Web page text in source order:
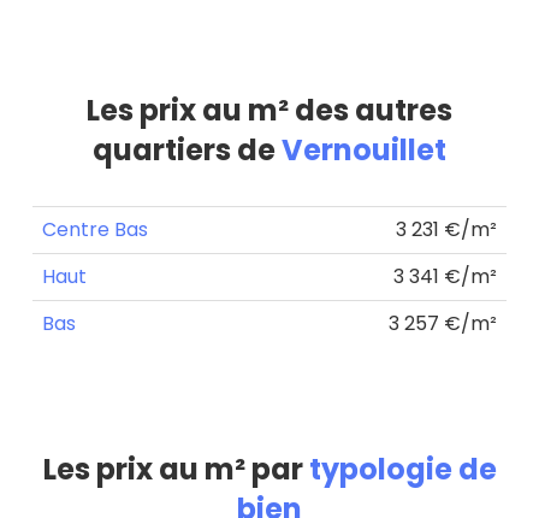
Les prix au m² des autres
quartiers deVernouillet
Centre Bas
3 231 €/m²
Haut
3 341 €/m²
Bas
3 257 €/m²
Les prix au m² partypologie de
bien